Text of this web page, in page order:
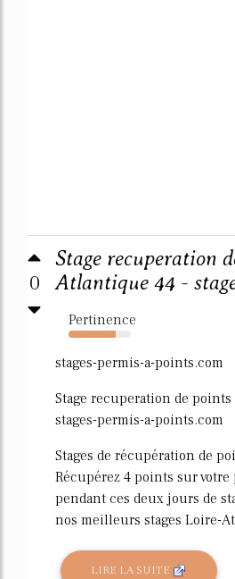
0
Stage recuperation
Atlantique 44 -
Pertinence
75%
stages-permis-a-points.com
Stage recuperation de
stages-permis-a-points.com
Stages de récupération de
Récupérez 4 points sur
pendant ces deux jours de
nos meilleurs stages Loire-
LIRE LA SUITE